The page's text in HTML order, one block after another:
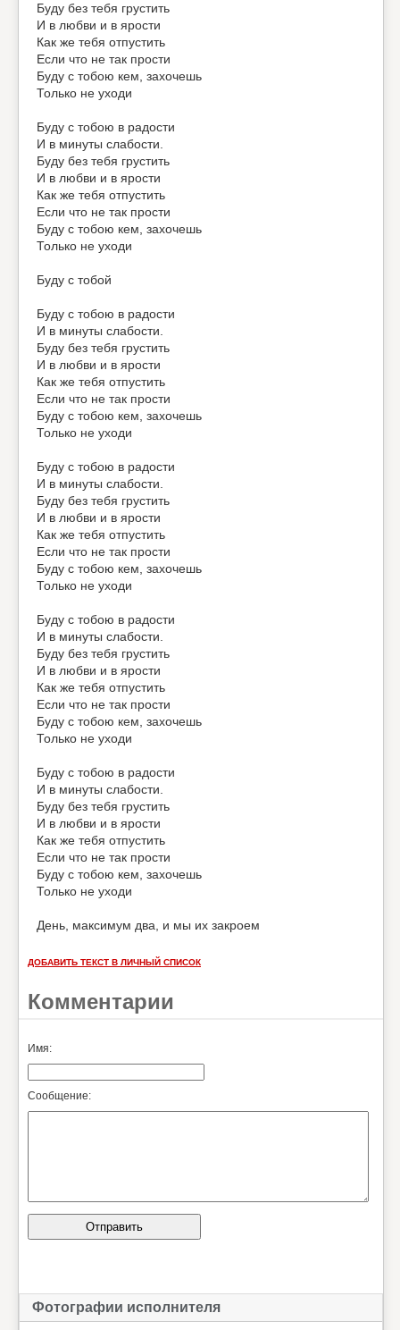
Буду без тебя грустить
И в любви и в ярости
Как же тебя отпустить
Если что не так прости
Буду с тобою кем, захочешь
Только не уходи
Буду с тобою в радости
И в минуты слабости.
Буду без тебя грустить
И в любви и в ярости
Как же тебя отпустить
Если что не так прости
Буду с тобою кем, захочешь
Только не уходи
Буду с тобой
Буду с тобою в радости
И в минуты слабости.
Буду без тебя грустить
И в любви и в ярости
Как же тебя отпустить
Если что не так прости
Буду с тобою кем, захочешь
Только не уходи
Буду с тобою в радости
И в минуты слабости.
Буду без тебя грустить
И в любви и в ярости
Как же тебя отпустить
Если что не так прости
Буду с тобою кем, захочешь
Только не уходи
Буду с тобою в радости
И в минуты слабости.
Буду без тебя грустить
И в любви и в ярости
Как же тебя отпустить
Если что не так прости
Буду с тобою кем, захочешь
Только не уходи
Буду с тобою в радости
И в минуты слабости.
Буду без тебя грустить
И в любви и в ярости
Как же тебя отпустить
Если что не так прости
Буду с тобою кем, захочешь
Только не уходи
День, максимум два, и мы их закроем
ДОБАВИТЬ ТЕКСТ В ЛИЧНЫЙ СПИСОК
Комментарии
Имя:
Сообщение:
Фотографии исполнителя